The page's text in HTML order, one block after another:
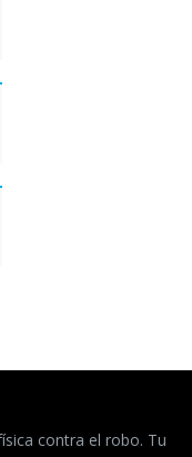
contra el robo. Tu